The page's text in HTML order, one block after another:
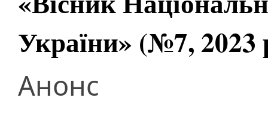
України» (№7, 2023
Анонс